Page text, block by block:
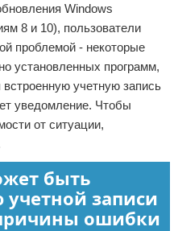
Windows
8 и 10), пользователи
проблемой - некоторые
установленных программ,
учетную запись
уведомление. Чтобы
от ситуации,
быть
записи
ошибки